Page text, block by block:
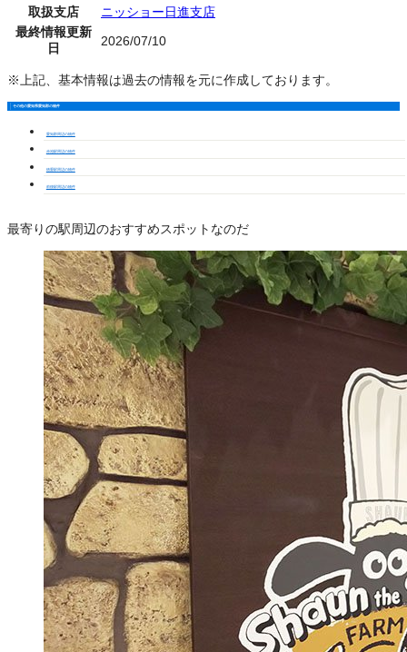
取扱支店
ニッショー日進支店
最終情報更新
日
2026/07/10
※上記、基本情報は過去の情報を元に作成しております。
その他の愛知県愛知郡の物件
愛知郡周辺の物件
赤池駅周辺の物件
徳重駅周辺の物件
前後駅周辺の物件
最寄りの駅周辺のおすすめスポットなのだ